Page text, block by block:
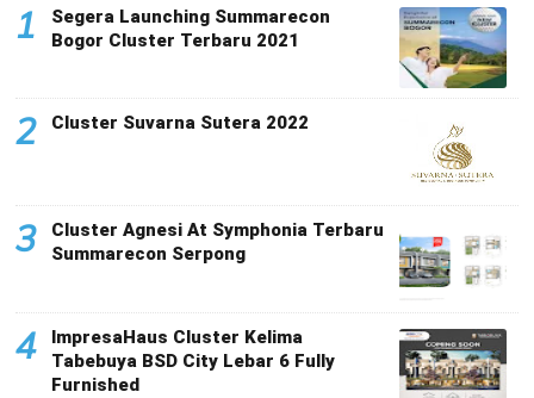
1
Segera Launching Summarecon
Bogor Cluster Terbaru 2021
2 Cluster Suvarna Sutera 2022
3
Cluster Agnesi At Symphonia Terbaru
Summarecon Serpong
4
ImpresaHaus Cluster Kelima
Tabebuya BSD City Lebar 6 Fully
Furnished